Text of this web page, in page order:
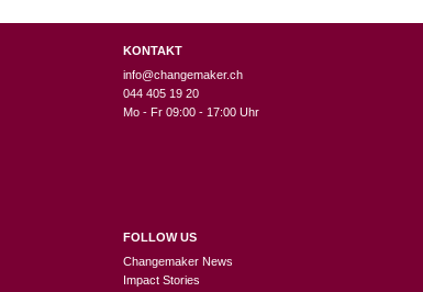
KONTAKT
info@changemaker.ch
044 405 19 20
Mo - Fr 09:00 - 17:00 Uhr
FOLLOW US
Changemaker News
Impact Stories